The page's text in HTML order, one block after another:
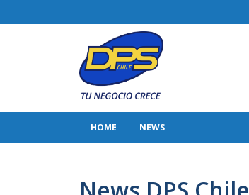
HOME NEWS